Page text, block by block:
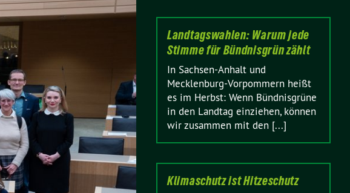
Landtagswahlen: Warum jede
Stimme für Bündnisgrün zählt
In Sachsen-Anhalt und
Mecklenburg-Vorpommern heißt
es im Herbst: Wenn Bündnisgrüne
in den Landtag einziehen, können
wir zusammen mit den [...]
Klimaschutz ist Hitzeschutz